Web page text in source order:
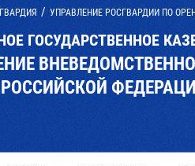
УПРАВЛЕНИЕ РОСГВАРДИИ ПО
ГОСУДАРСТВЕННОЕ